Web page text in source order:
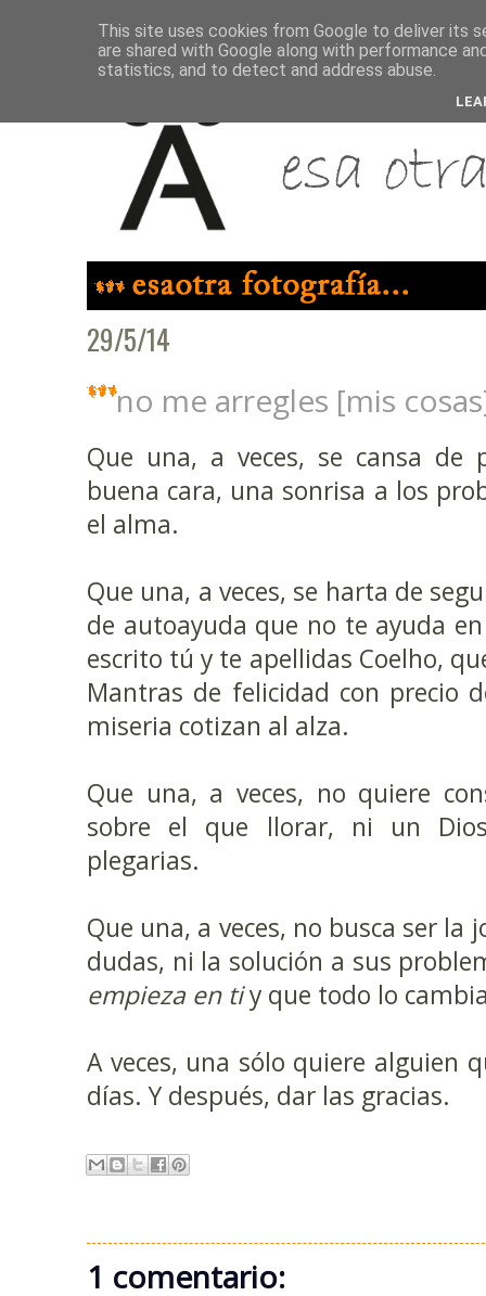
29/5/14
no me arregles [mis
Que una, a veces, se cansa
buena cara, una sonrisa a los
el alma.
Que una, a veces, se harta de
de autoayuda que no te ayuda
escrito tú y te apellidas Coelho,
Mantras de felicidad con precio
miseria cotizan al alza.
Que una, a veces, no quiere
sobre el que llorar, ni un
plegarias.
Que una, a veces, no busca ser la
dudas, ni la solución a sus
empieza en tiy que todo lo
A veces, una sólo quiere alguien
días. Y después, dar las gracias.
1 comentario:
This site uses cookies from Google to deliver its
are shared with Google along with performance
statistics, and to detect and address abuse.